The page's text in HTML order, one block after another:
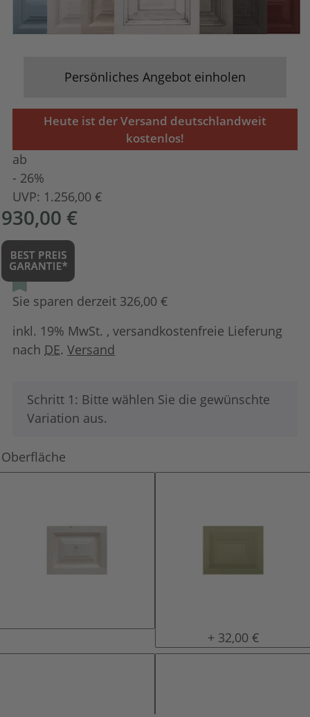
Persönliches Angebot einholen
Heute ist der Versand deutschlandweit
kostenlos!
ab
- 26%
UVP: 1.256,00 €
930,00 €
Sie sparen derzeit 326,00 €
inkl. 19% MwSt. , versandkostenfreie Lieferung
nach DE.Versand
x
Schritt 1: Bitte wählen Sie die gewünschte
Variation aus.
Oberfläche
lackiert
+ 32,00 €